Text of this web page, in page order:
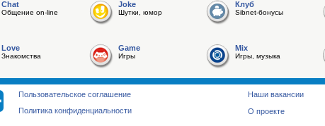
Chat
Общение on-line
Joke
Шутки, юмор
Клуб
Sibnet-бонусы
Love
Знакомства
Game
Игры
Mix
Игры, музыка
Наши вакансии
О проекте
Пользовательское соглашение
Политика конфиденциальности